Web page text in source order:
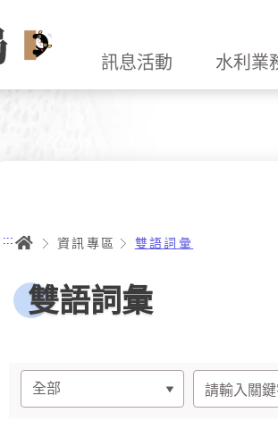
訊息活動 水利業
::: 首頁資訊專區 雙語詞彙
雙語詞彙